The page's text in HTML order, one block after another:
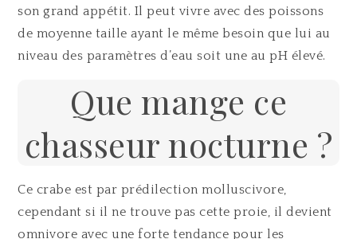
son grand appétit. Il peut vivre avec des poissons
de moyenne taille ayant le même besoin que lui au
niveau des paramètres d’eau soit une au pH élevé.
Que mange ce
chasseur nocturne ?
Ce crabe est par prédilection molluscivore,
cependant si il ne trouve pas cette proie, il devient
omnivore avec une forte tendance pour les